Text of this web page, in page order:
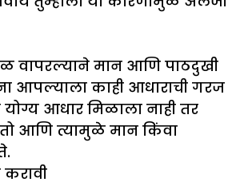
वापरल्याने मान आणि पाठदुखी
आपल्याला काही आधाराची गरज
आधार मिळाला नाही तर
आणि त्यामुळे मान किंवा